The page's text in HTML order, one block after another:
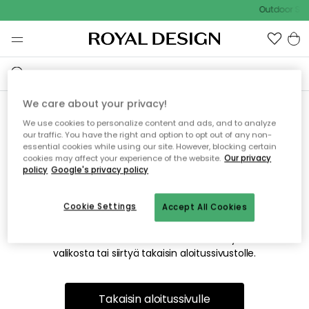
Outdoor
Emme valitettavasti löydä
etsimääsi sivua
Tämä voi johtua siitä, että sivua ei enää ole tai siitä, että se
on siirretty muualle. Pahoittelemme tästä mahdollisesti
valikosta tai siirtyä takaisin aloitussivustolle.
Takaisin aloitussivulle
We care about your privacy!
We use cookies to personalize content and ads, and to analyze
our traffic. You have the right and option to opt out of any non-
essential cookies while using our site. However, blocking certain
cookies may affect your experience of the website. Our privacy
policy Google's privacy policy
Accept All Cookies
Cookie Settings